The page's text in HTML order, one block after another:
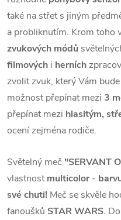
také na střet s jiným
a probliknutím. Krom toho
zvukových módů
filmových i herních
zvolit zvuk, který Vám
možnost přepínat mezi 3
přepínat mezi hlasitým,
ocení zejména rodiče.
Světelný meč "SERVANT
vlastnost multicolor -
své chuti! Meč se skvěle
fanoušků STAR WARS.